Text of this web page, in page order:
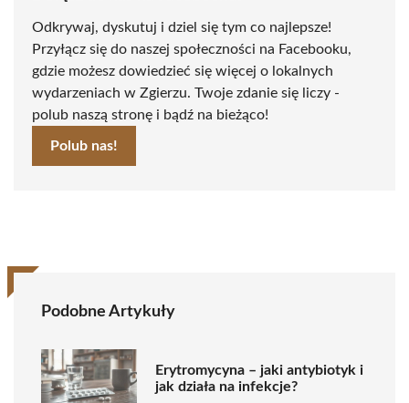
Odkrywaj, dyskutuj i dziel się tym co najlepsze!
Przyłącz się do naszej społeczności na Facebooku,
gdzie możesz dowiedzieć się więcej o lokalnych
wydarzeniach w Zgierzu. Twoje zdanie się liczy -
polub naszą stronę i bądź na bieżąco!
Polub nas!
Podobne Artykuły
Erytromycyna – jaki antybiotyk i
jak działa na infekcje?